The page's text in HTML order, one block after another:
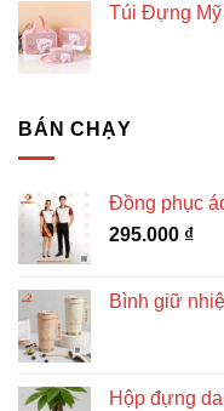
Túi Đựng
BÁN CHẠY
Đồng phục
295.000 ₫
Bình giữ
Hộp đựng